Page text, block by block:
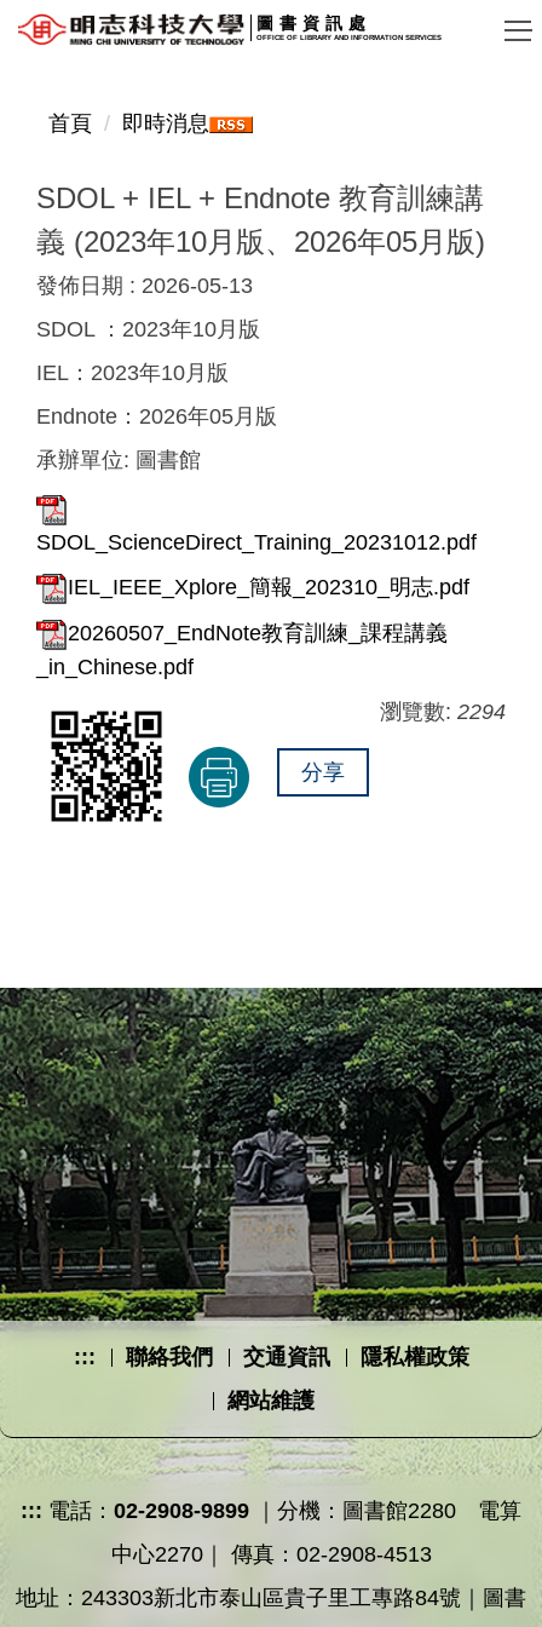
跳
圖書資訊處
OFFICE OF LIBRARY AND INFORMATION SERVICES
首頁 即時消息
SDOL + IEL + Endnote 教育訓練講
義 (2023年10月版、2026年05月版)
發佈日期 : 2026-05-13
SDOL ：2023年10月版
IEL：2023年10月版
Endnote：2026年05月版
承辦單位: 圖書館
SDOL_ScienceDirect_Training_20231012.pdf
IEL_IEEE_Xplore_簡報_202310_明志.pdf
20260507_EndNote教育訓練_課程講義
_in_Chinese.pdf
瀏覽數: 2294
分享
::: 聯絡我們 交通資訊
隱私權政策
網站維護
::: 電話： 02-2908-9899 ｜分機：圖書館2280 電算
中心2270｜ 傳真：02-2908-4513
地址：243303新北市泰山區貴子里工專路84號｜圖書